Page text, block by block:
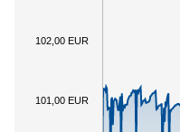
101,00 EUR
102,00 EUR